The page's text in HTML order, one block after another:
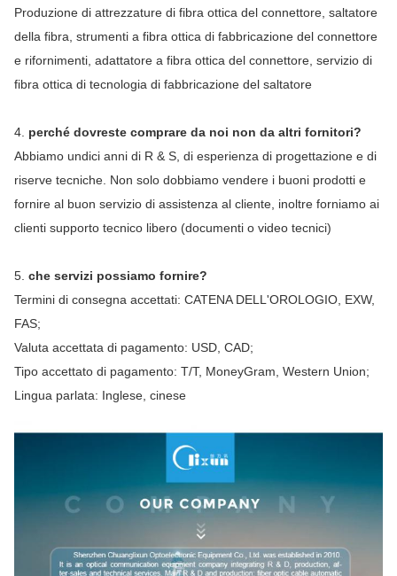
Produzione di attrezzature di fibra ottica del connettore, saltatore
della fibra, strumenti a fibra ottica di fabbricazione del connettore
e rifornimenti, adattatore a fibra ottica del connettore, servizio di
fibra ottica di tecnologia di fabbricazione del saltatore
4. perché dovreste comprare da noi non da altri fornitori?
Abbiamo undici anni di R & S, di esperienza di progettazione e di
riserve tecniche. Non solo dobbiamo vendere i buoni prodotti e
fornire al buon servizio di assistenza al cliente, inoltre forniamo ai
clienti supporto tecnico libero (documenti o video tecnici)
5. che servizi possiamo fornire?
Termini di consegna accettati: CATENA DELL'OROLOGIO, EXW,
FAS;
Valuta accettata di pagamento: USD, CAD;
Tipo accettato di pagamento: T/T, MoneyGram, Western Union;
Lingua parlata: Inglese, cinese